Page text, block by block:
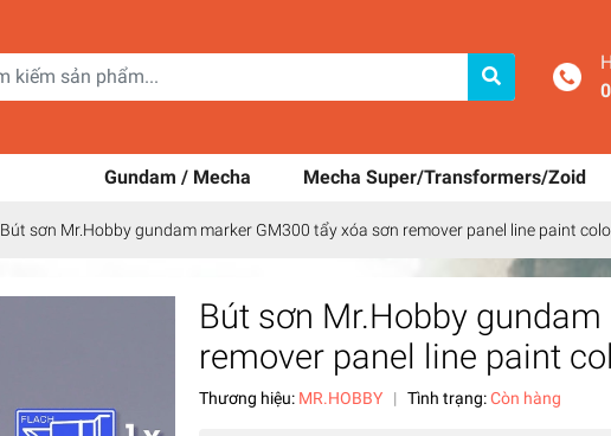
Gundam / Mecha Mecha Super/Transformers/Zoid
Bút sơn Mr.Hobby gundam marker GM300 tẩy xóa sơn remover panel line paint
Bút sơn Mr.Hobby
remover panel line paint
Thương hiệu: MR.HOBBY | Tình trạng:Còn hàng